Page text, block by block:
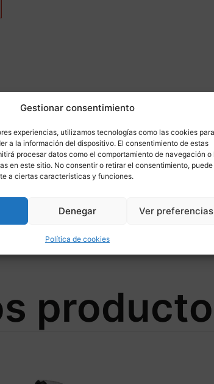
Gestionar consentimiento
experiencias, utilizamos tecnologías como las cookies para
a la información del dispositivo. El consentimiento de estas
procesar datos como el comportamiento de navegación o
en este sitio. No consentir o retirar el consentimiento, puede
a ciertas características y funciones.
Denegar Ver preferencias
Política de cookies